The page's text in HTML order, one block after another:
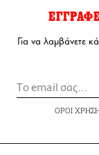
Για να λαμβάνετε
ΟΡΟΙ